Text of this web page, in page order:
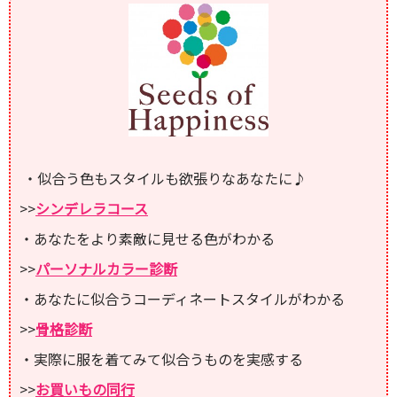
・似合う色もスタイルも欲張りなあなたに♪
>>シンデレラコース
・あなたをより素敵に見せる色がわかる
>>パーソナルカラー診断
・あなたに似合うコーディネートスタイルがわかる
>>骨格診断
・実際に服を着てみて似合うものを実感する
>>お買いもの同行